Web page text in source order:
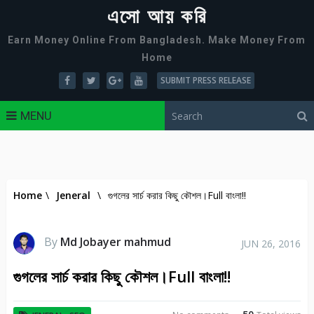
এসো আয় করি
Earn Money Online From Bangladesh. Make Money From
Home
SUBMIT PRESS RELEASE
MENU
Home \ Jeneral \ গুগলের সার্চ করার কিছু কৌশল।Full বাংলা!!
By Md Jobayer mahmud JUN 26, 2016
গুগলের সার্চ করার কিছু কৌশল।Full বাংলা!!